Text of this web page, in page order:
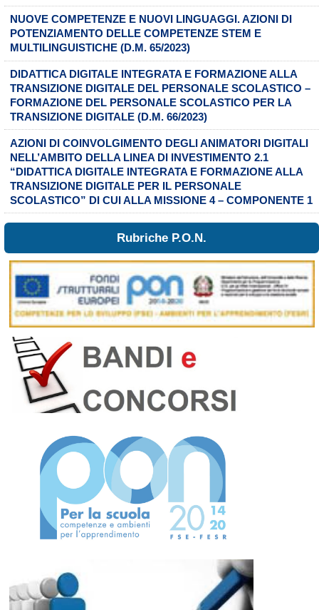
NUOVE COMPETENZE E NUOVI LINGUAGGI. AZIONI DI
POTENZIAMENTO DELLE COMPETENZE STEM E
MULTILINGUISTICHE (D.M. 65/2023)
DIDATTICA DIGITALE INTEGRATA E FORMAZIONE ALLA
TRANSIZIONE DIGITALE DEL PERSONALE SCOLASTICO –
FORMAZIONE DEL PERSONALE SCOLASTICO PER LA
TRANSIZIONE DIGITALE (D.M. 66/2023)
AZIONI DI COINVOLGIMENTO DEGLI ANIMATORI DIGITALI
NELL’AMBITO DELLA LINEA DI INVESTIMENTO 2.1
“DIDATTICA DIGITALE INTEGRATA E FORMAZIONE ALLA
TRANSIZIONE DIGITALE PER IL PERSONALE
SCOLASTICO” DI CUI ALLA MISSIONE 4 – COMPONENTE 1
Rubriche P.O.N.